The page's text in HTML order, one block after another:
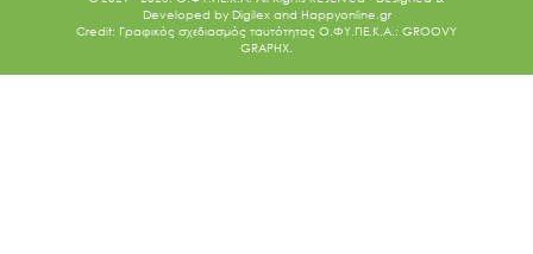
Developed by Digilex and Happyonline.gr
Credit: Γραφικός σχεδιασμός ταυτότητας Ο.ΦΥ.ΠΕ.Κ.Α.: GROOVY
GRAPHX.